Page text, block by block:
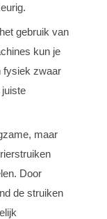
gebruik van
kun je
fysiek zwaar
maar
Door
de struiken